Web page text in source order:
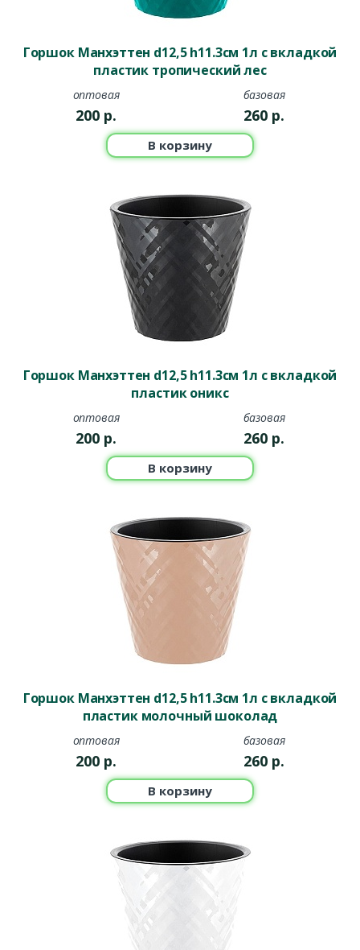
Горшок Манхэттен d12,5 h11.3см 1л с вкладкой
пластик тропический лес
оптовая
200 р.
базовая
260 р.
В корзину
Горшок Манхэттен d12,5 h11.3см 1л с вкладкой
пластик оникс
оптовая
200 р.
базовая
260 р.
В корзину
Горшок Манхэттен d12,5 h11.3см 1л с вкладкой
пластик молочный шоколад
оптовая
200 р.
базовая
260 р.
В корзину